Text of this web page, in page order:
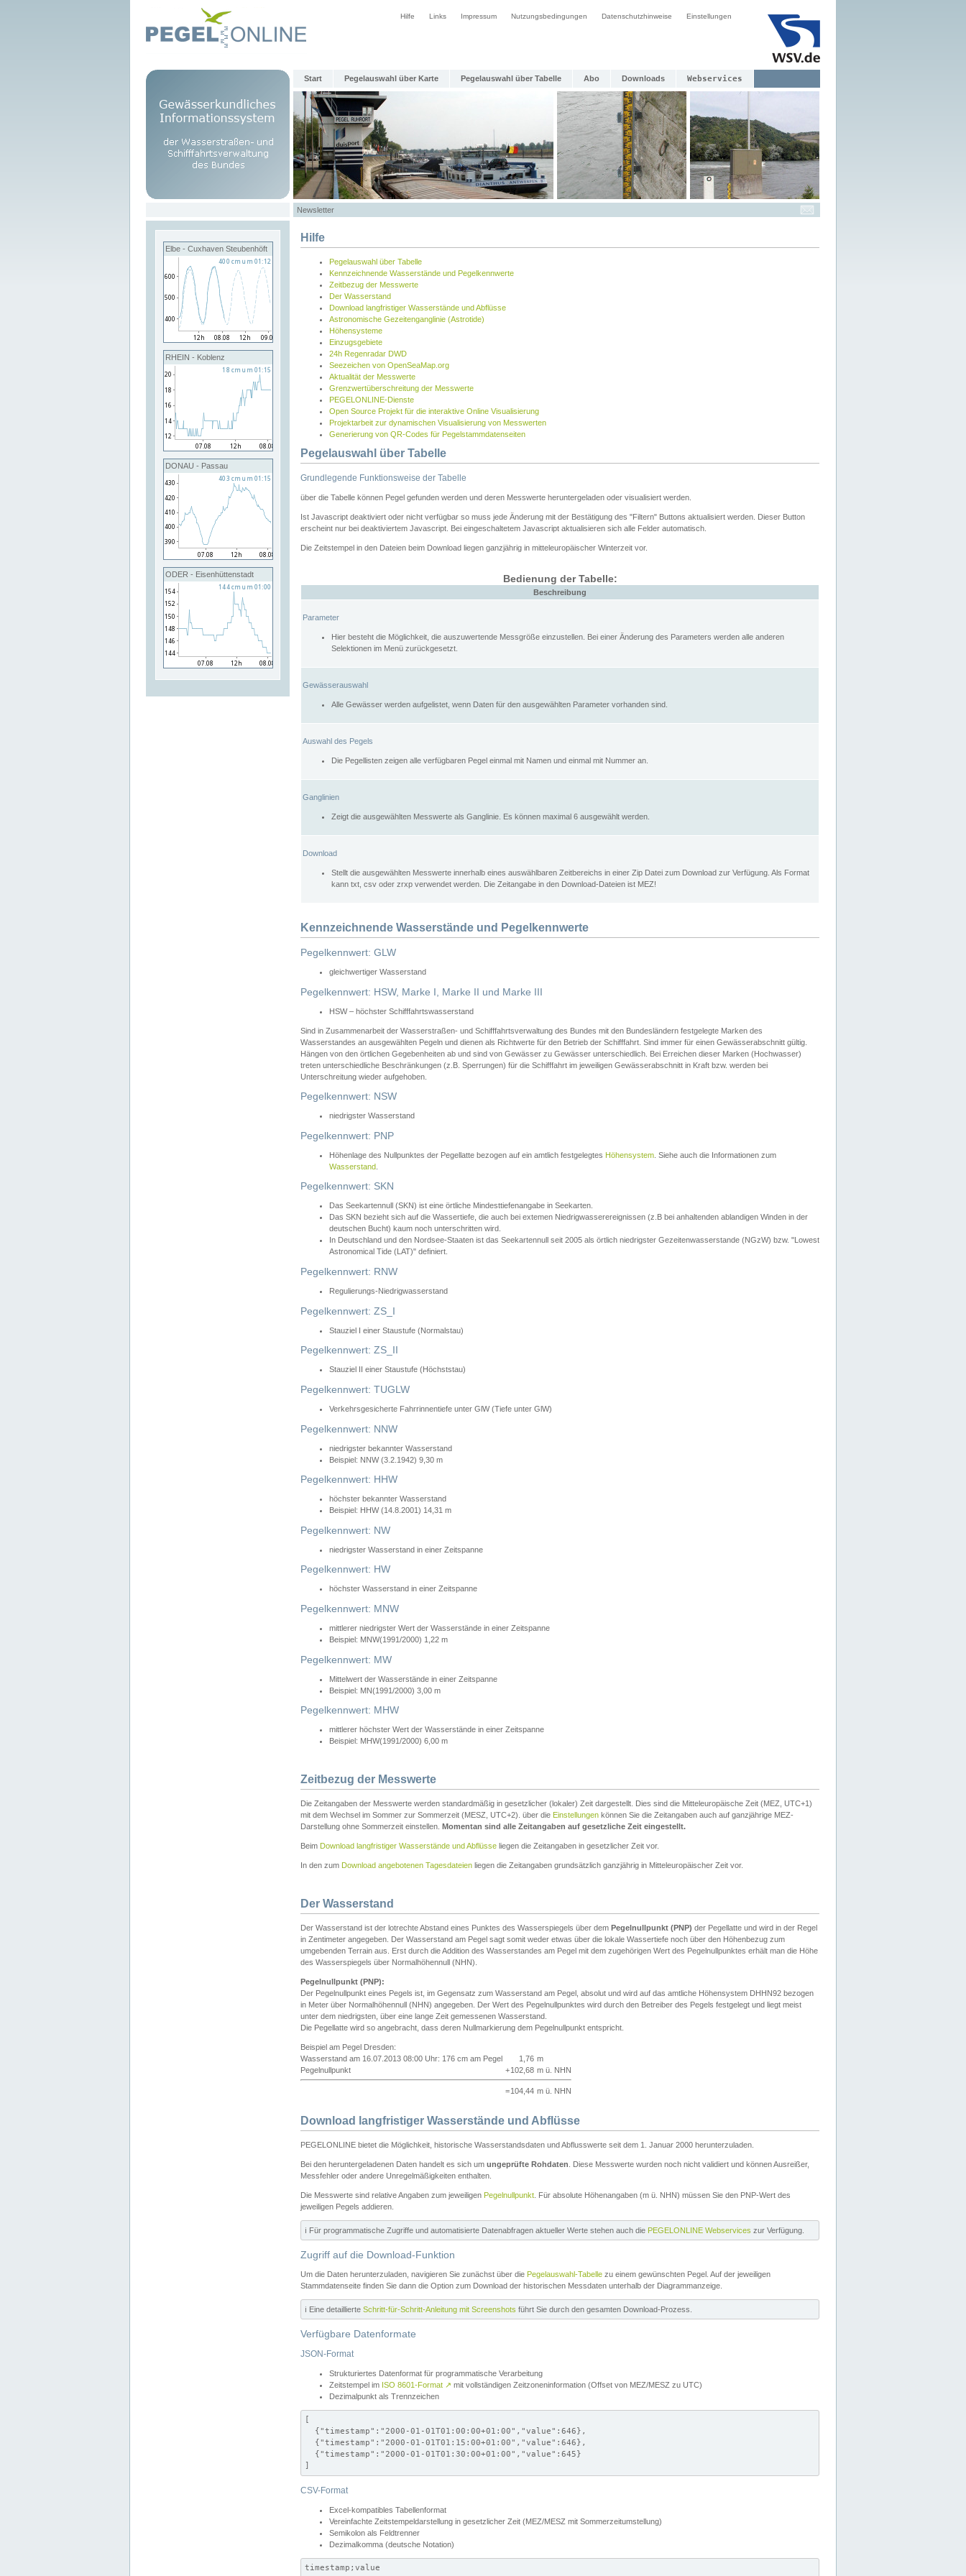
Hilfe Links Impressum Nutzungsbedingungen Datenschutzhinweise Einstellungen
Start Pegelauswahl über Karte Pegelauswahl über Tabelle Abo Downloads Webservices
Newsletter
Elbe - Cuxhaven Steubenhöft
RHEIN - Koblenz
DONAU - Passau
ODER - Eisenhüttenstadt
Hilfe
Pegelauswahl über Tabelle
Kennzeichnende Wasserstände und Pegelkennwerte
Zeitbezug der Messwerte
Der Wasserstand
Download langfristiger Wasserstände und Abflüsse
Astronomische Gezeitenganglinie (Astrotide)
Höhensysteme
Einzugsgebiete
24h Regenradar DWD
Seezeichen von OpenSeaMap.org
Aktualität der Messwerte
Grenzwertüberschreitung der Messwerte
PEGELONLINE-Dienste
Open Source Projekt für die interaktive Online Visualisierung
Projektarbeit zur dynamischen Visualisierung von Messwerten
Generierung von QR-Codes für Pegelstammdatenseiten
Pegelauswahl über Tabelle
Grundlegende Funktionsweise der Tabelle
über die Tabelle können Pegel gefunden werden und deren Messwerte heruntergeladen oder visualisiert werden.
Ist Javascript deaktiviert oder nicht verfügbar so muss jede Änderung mit der Bestätigung des "Filtern" Buttons aktualisiert werden. Dieser Button
erscheint nur bei deaktiviertem Javascript. Bei eingeschaltetem Javascript aktualisieren sich alle Felder automatisch.
Die Zeitstempel in den Dateien beim Download liegen ganzjährig in mitteleuropäischer Winterzeit vor.
Bedienung der Tabelle:
Beschreibung
Parameter
Hier besteht die Möglichkeit, die auszuwertende Messgröße einzustellen. Bei einer Änderung des Parameters werden alle anderen
Selektionen im Menü zurückgesetzt.
Gewässerauswahl
Alle Gewässer werden aufgelistet, wenn Daten für den ausgewählten Parameter vorhanden sind.
Auswahl des Pegels
Die Pegellisten zeigen alle verfügbaren Pegel einmal mit Namen und einmal mit Nummer an.
Ganglinien
Zeigt die ausgewählten Messwerte als Ganglinie. Es können maximal 6 ausgewählt werden.
Download
Stellt die ausgewählten Messwerte innerhalb eines auswählbaren Zeitbereichs in einer Zip Datei zum Download zur Verfügung. Als Format
kann txt, csv oder zrxp verwendet werden. Die Zeitangabe in den Download-Dateien ist MEZ!
Kennzeichnende Wasserstände und Pegelkennwerte
Pegelkennwert: GLW
gleichwertiger Wasserstand
Pegelkennwert: HSW, Marke I, Marke II und Marke III
HSW – höchster Schifffahrtswasserstand
Sind in Zusammenarbeit der Wasserstraßen- und Schifffahrtsverwaltung des Bundes mit den Bundesländern festgelegte Marken des
Wasserstandes an ausgewählten Pegeln und dienen als Richtwerte für den Betrieb der Schifffahrt. Sind immer für einen Gewässerabschnitt gültig.
Hängen von den örtlichen Gegebenheiten ab und sind von Gewässer zu Gewässer unterschiedlich. Bei Erreichen dieser Marken (Hochwasser)
treten unterschiedliche Beschränkungen (z.B. Sperrungen) für die Schifffahrt im jeweiligen Gewässerabschnitt in Kraft bzw. werden bei
Unterschreitung wieder aufgehoben.
Pegelkennwert: NSW
niedrigster Wasserstand
Pegelkennwert: PNP
Höhenlage des Nullpunktes der Pegellatte bezogen auf ein amtlich festgelegtes Höhensystem . Siehe auch die Informationen zum
Wasserstand
Pegelkennwert: SKN
Das Seekartennull (SKN) ist eine örtliche Mindesttiefenangabe in Seekarten.
Das SKN bezieht sich auf die Wassertiefe, die auch bei extemen Niedrigwasserereignissen (z.B bei anhaltenden ablandigen Winden in der
deutschen Bucht) kaum noch unterschritten wird.
In Deutschland und den Nordsee-Staaten ist das Seekartennull seit 2005 als örtlich niedrigster Gezeitenwasserstande (NGzW) bzw. "Lowest
Astronomical Tide (LAT)" definiert.
Pegelkennwert: RNW
Regulierungs-Niedrigwasserstand
Pegelkennwert: ZS_I
Stauziel I einer Staustufe (Normalstau)
Pegelkennwert: ZS_II
Stauziel II einer Staustufe (Höchststau)
Pegelkennwert: TUGLW
Verkehrsgesicherte Fahrrinnentiefe unter GlW (Tiefe unter GlW)
Pegelkennwert: NNW
niedrigster bekannter Wasserstand
Beispiel: NNW (3.2.1942) 9,30 m
Pegelkennwert: HHW
höchster bekannter Wasserstand
Beispiel: HHW (14.8.2001) 14,31 m
Pegelkennwert: NW
niedrigster Wasserstand in einer Zeitspanne
Pegelkennwert: HW
höchster Wasserstand in einer Zeitspanne
Pegelkennwert: MNW
mittlerer niedrigster Wert der Wasserstände in einer Zeitspanne
Beispiel: MNW(1991/2000) 1,22 m
Pegelkennwert: MW
Mittelwert der Wasserstände in einer Zeitspanne
Beispiel: MN(1991/2000) 3,00 m
Pegelkennwert: MHW
mittlerer höchster Wert der Wasserstände in einer Zeitspanne
Beispiel: MHW(1991/2000) 6,00 m
Zeitbezug der Messwerte
Die Zeitangaben der Messwerte werden standardmäßig in gesetzlicher (lokaler) Zeit dargestellt. Dies sind die Mitteleuropäische Zeit (MEZ, UTC+1)
mit dem Wechsel im Sommer zur Sommerzeit (MESZ, UTC+2). über die Einstellungen können Sie die Zeitangaben auch auf ganzjährige MEZ-
Darstellung ohne Sommerzeit einstellen. Momentan sind alle Zeitangaben auf gesetzliche Zeit eingestellt.
Beim Download langfristiger Wasserstände und Abflüsse liegen die Zeitangaben in gesetzlicher Zeit vor.
In den zum Download angebotenen Tagesdateien liegen die Zeitangaben grundsätzlich ganzjährig in Mitteleuropäischer Zeit vor.
Der Wasserstand
Der Wasserstand ist der lotrechte Abstand eines Punktes des Wasserspiegels über dem Pegelnullpunkt (PNP) der Pegellatte und wird in der Regel
in Zentimeter angegeben. Der Wasserstand am Pegel sagt somit weder etwas über die lokale Wassertiefe noch über den Höhenbezug zum
umgebenden Terrain aus. Erst durch die Addition des Wasserstandes am Pegel mit dem zugehörigen Wert des Pegelnullpunktes erhält man die Höhe
des Wasserspiegels über Normalhöhennull (NHN).
Pegelnullpunkt (PNP):
Der Pegelnullpunkt eines Pegels ist, im Gegensatz zum Wasserstand am Pegel, absolut und wird auf das amtliche Höhensystem DHHN92 bezogen
in Meter über Normalhöhennull (NHN) angegeben. Der Wert des Pegelnullpunktes wird durch den Betreiber des Pegels festgelegt und liegt meist
unter dem niedrigsten, über eine lange Zeit gemessenen Wasserstand.
Die Pegellatte wird so angebracht, dass deren Nullmarkierung dem Pegelnullpunkt entspricht.
Beispiel am Pegel Dresden:
Wasserstand am 16.07.2013 08:00 Uhr: 176 cm am Pegel
1,76 m
Pegelnullpunkt
+102,68 m ü. NHN
=104,44 m ü. NHN
Download langfristiger Wasserstände und Abflüsse
PEGELONLINE bietet die Möglichkeit, historische Wasserstandsdaten und Abflusswerte seit dem 1. Januar 2000 herunterzuladen.
Bei den heruntergeladenen Daten handelt es sich um ungeprüfte Rohdaten . Diese Messwerte wurden noch nicht validiert und können Ausreißer,
Messfehler oder andere Unregelmäßigkeiten enthalten.
Die Messwerte sind relative Angaben zum jeweiligen Pegelnullpunkt . Für absolute Höhenangaben (m ü. NHN) müssen Sie den PNP-Wert des
jeweiligen Pegels addieren.
ℹ️ Für programmatische Zugriffe und automatisierte Datenabfragen aktueller Werte stehen auch die PEGELONLINE Webservices zur Verfügung.
Zugriff auf die Download-Funktion
Um die Daten herunterzuladen, navigieren Sie zunächst über die Pegelauswahl-Tabelle zu einem gewünschten Pegel. Auf der jeweiligen
Stammdatenseite finden Sie dann die Option zum Download der historischen Messdaten unterhalb der Diagrammanzeige.
ℹ️ Eine detaillierte Schritt-für-Schritt-Anleitung mit Screenshots führt Sie durch den gesamten Download-Prozess.
Verfügbare Datenformate
JSON-Format
Strukturiertes Datenformat für programmatische Verarbeitung
Zeitstempel im ISO 8601-Format ↗ mit vollständigen Zeitzoneninformation (Offset von MEZ/MESZ zu UTC)
Dezimalpunkt als Trennzeichen
[
  {"timestamp":"2000-01-01T01:00:00+01:00","value":646},
  {"timestamp":"2000-01-01T01:15:00+01:00","value":646},
  {"timestamp":"2000-01-01T01:30:00+01:00","value":645}
]
CSV-Format
Excel-kompatibles Tabellenformat
Vereinfachte Zeitstempeldarstellung in gesetzlicher Zeit (MEZ/MESZ mit Sommerzeitumstellung)
Semikolon als Feldtrenner
Dezimalkomma (deutsche Notation)
timestamp;value